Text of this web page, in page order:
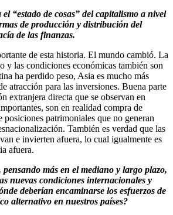
“estado de cosas” del capitalismo a nivel
de producción y distribución del
de las finanzas.
de esta historia. El mundo cambió. La
y las condiciones económicas también son
ha perdido peso, Asia es mucho más
atracción para las inversiones. Buena parte
extranjera directa que se observan en
son en realidad compra de
posiciones patrimoniales que no generan
También es verdad que las
e invierten afuera, lo cual igualmente es
afuera.
más en el mediano y largo plazo,
nuevas condiciones internacionales y
deberían encaminarse los esfuerzos de
alternativo en nuestros países?